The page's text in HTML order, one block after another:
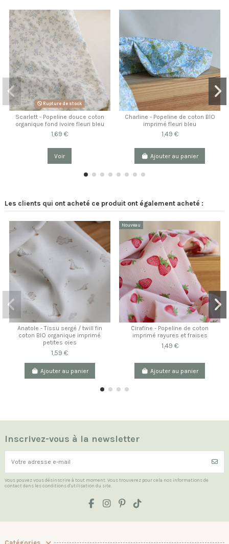
Rupture de stock
Scarlett - Popeline douce coton
organique fond ivoire fleuri bleu
1,69 €
Voir
Charline - Popeline de coton BIO
imprimé fleuri bleu
1,49 €
Ajouter au panier
Les clients qui ont acheté ce produit ont également acheté :
Anatole - Tissu sergé / twill fin
coton BIO organique imprimé
petites oies
1,59 €
Ajouter au panier
Nouveau
Cirafine - Popeline de coton
imprimé rayures et fraises
1,49 €
Ajouter au panier
Inscrivez-vous à la newsletter
Vous pouvez vous désinscrire à tout moment. Vous trouverez pour cela nos informations de
contact dans les conditions d'utilisation du site.